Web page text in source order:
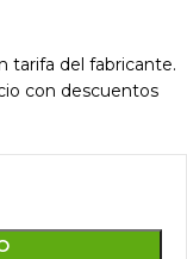
tarifa del fabricante.
con descuentos